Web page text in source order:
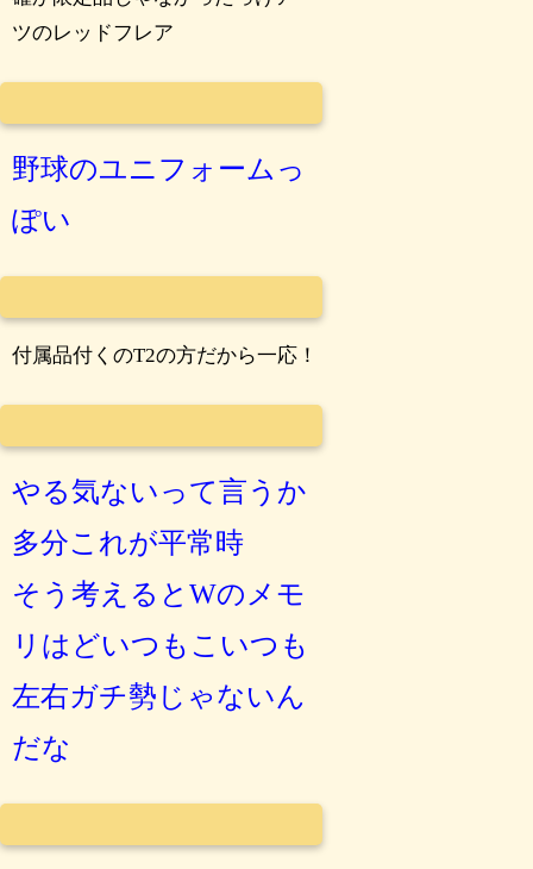
ツのレッドフレア
野球のユニフォームっ
ぽい
付属品付くのT2の方だから一応！
やる気ないって言うか
多分これが平常時
そう考えるとWのメモ
リはどいつもこいつも
左右ガチ勢じゃないん
だな